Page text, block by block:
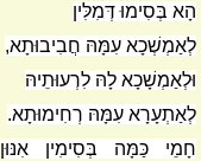
הָא בְּסִימוּ דְּמִלִּין
לְאַמְשְׁכָא עִמָּהּ חֲבִיבוּתָא,
וּלְאַמְשָׁכָא לָהּ לִרְעוּתֵיהּ
לְאַתְעָרָא עִמָּהּ רְחִימוּתָא.
חָמֵי כַּמָּה בְּסִימִין אִנּוּן